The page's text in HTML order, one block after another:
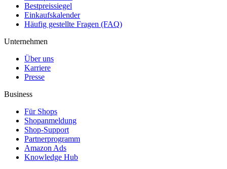
Bestpreissiegel
Einkaufskalender
Häufig gestellte Fragen (FAQ)
Unternehmen
Über uns
Karriere
Presse
Business
Für Shops
Shopanmeldung
Shop-Support
Partnerprogramm
Amazon Ads
Knowledge Hub